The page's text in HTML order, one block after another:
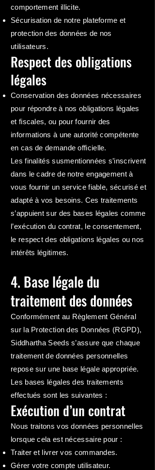
comportement illicite.
Sécurisation de notre plateforme et
protection des données de nos
utilisateurs.
Respect des obligations
légales
Conservation des données nécessaires
pour répondre à nos obligations légales
et fiscales, ou pour fournir des
informations à une autorité compétente
en cas de demande officielle.
Les finalités susmentionnées s’inscrivent
dans le cadre de notre engagement à
vous fournir un service fiable, sécurisé et
adapté à vos besoins. Ces traitements
s’appuient sur des bases légales comme
l’exécution du contrat, le consentement,
le respect des obligations légales ou nos
intérêts légitimes.
4. Base légale du
traitement des données
Conformément au Règlement Général
sur la Protection des Données (RGPD),
Siddhartha Seeds s’assure que chaque
traitement de données personnelles
repose sur une base légale appropriée.
Les bases légales des traitements
effectués sont les suivantes :
Exécution d’un contrat
Nous traitons vos données personnelles
lorsque cela est nécessaire pour :
Traiter et livrer vos commandes.
Gérer votre compte utilisateur.